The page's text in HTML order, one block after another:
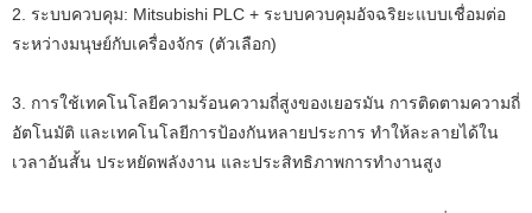
2. ระบบควบคุม: Mitsubishi PLC + ระบบควบคุมอัจฉริยะแบบเชื่อมต่อ
ระหว่างมนุษย์กับเครื่องจักร (ตัวเลือก)
3. การใช้เทคโนโลยีความร้อนความถี่สูงของเยอรมัน การติดตามความถี่
อัตโนมัติ และเทคโนโลยีการป้องกันหลายประการ ทำให้ละลายได้ใน
เวลาอันสั้น ประหยัดพลังงาน และประสิทธิภาพการทำงานสูง